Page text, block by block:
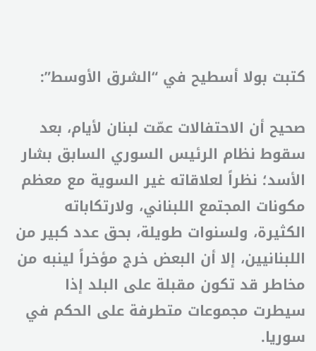
كتبت بولا أسطيح في “الشرق الأوسط”:
صحيح أن الاحتفالات عمّت لبنان لأيام، بعد
سقوط نظام الرئيس السوري السابق بشار
الأسد؛ نظراً لعلاقاته غير السوية مع معظم
مكونات المجتمع اللبناني، ولارتكاباته
الكثيرة، ولسنوات طويلة، بحق عدد كبير من
اللبنانيين، إلا أن البعض خرج مؤخراً لينبه من
مخاطر قد تكون مقبلة على البلد إذا
سيطرت مجموعات متطرفة على الحكم في
سوريا.